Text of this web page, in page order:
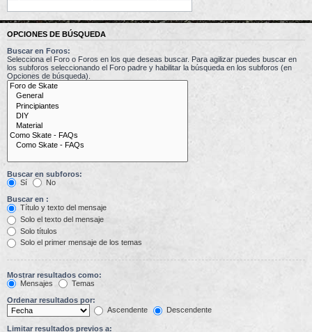
OPCIONES DE BÚSQUEDA
Buscar en Foros:
Selecciona el Foro o Foros en los que deseas buscar. Para agilizar puedes buscar en
los subforos seleccionando el Foro padre y habilitar la búsqueda en los subforos (en
Opciones de búsqueda).
Buscar en subforos:
Sí
No
Buscar en :
Título y texto del mensaje
Solo el texto del mensaje
Solo títulos
Solo el primer mensaje de los temas
Mostrar resultados como:
Mensajes
Temas
Ordenar resultados por:
Ascendente
Descendente
Limitar resultados previos a: